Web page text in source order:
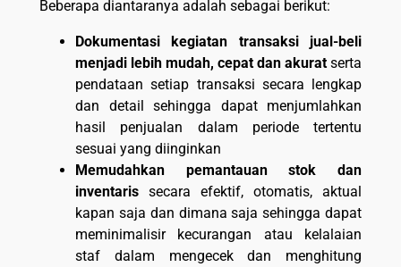
Beberapa diantaranya adalah sebagai berikut:
Dokumentasi kegiatan transaksi jual-beli
menjadi lebih mudah, cepat dan akurat serta
pendataan setiap transaksi secara lengkap
dan detail sehingga dapat menjumlahkan
hasil penjualan dalam periode tertentu
sesuai yang diinginkan
Memudahkan pemantauan stok dan
inventaris secara efektif, otomatis, aktual
kapan saja dan dimana saja sehingga dapat
meminimalisir kecurangan atau kelalaian
staf dalam mengecek dan menghitung